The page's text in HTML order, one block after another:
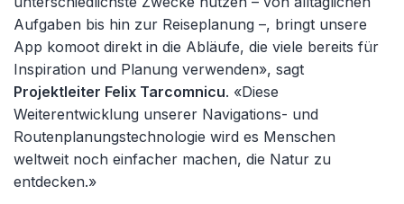
Aufgaben bis hin zur Reiseplanung –, bringt unsere
App komoot direkt in die Abläufe, die viele bereits für
Inspiration und Planung verwenden», sagt
Projektleiter Felix Tarcomnicu. «Diese
Weiterentwicklung unserer Navigations- und
Routenplanungstechnologie wird es Menschen
weltweit noch einfacher machen, die Natur zu
entdecken.»